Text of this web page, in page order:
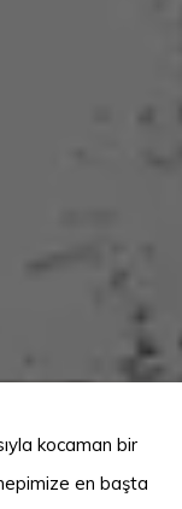
kocaman bir
hepimize en başta